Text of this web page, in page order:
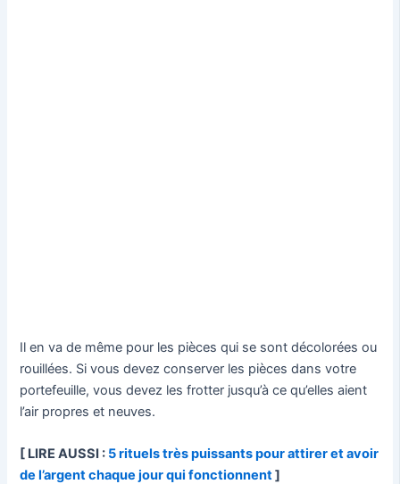
Il en va de même pour les pièces qui se sont décolorées ou
rouillées. Si vous devez conserver les pièces dans votre
portefeuille, vous devez les frotter jusqu’à ce qu’elles aient
l’air propres et neuves.
[ LIRE AUSSI : 5 rituels très puissants pour attirer et avoir
de l’argent chaque jour qui fonctionnent]